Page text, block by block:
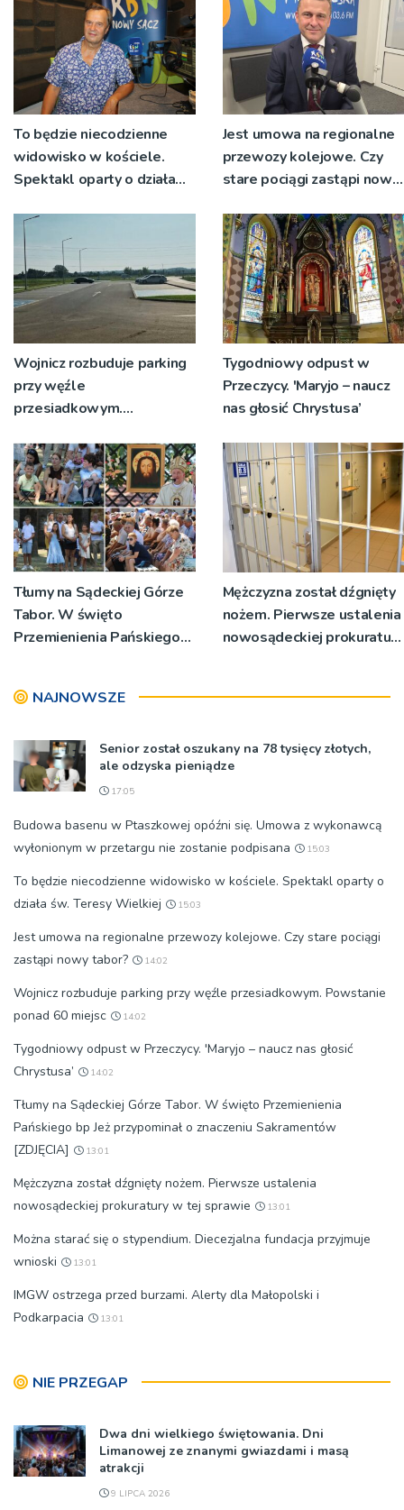
To będzie niecodzienne
widowisko w kościele.
Spektakl oparty o działa
Jest umowa na regionalne
przewozy kolejowe. Czy
stare pociągi zastąpi nowy
Wojnicz rozbuduje parking
przy węźle
przesiadkowym.
miejsc
Tygodniowy odpust w
Przeczycy. 'Maryjo – naucz
nas głosić Chrystusa’
Tłumy na Sądeckiej Górze
Tabor. W święto
Przemienienia Pańskiego
[ZDJĘCIA]
Mężczyzna został dźgnięty
nożem. Pierwsze ustalenia
nowosądeckiej prokuratury
NAJNOWSZE
Senior został oszukany na 78 tysięcy złotych,
ale odzyska pieniądze
17:05
Budowa basenu w Ptaszkowej opóźni się. Umowa z wykonawcą
wyłonionym w przetargu nie zostanie podpisana
15:03
To będzie niecodzienne widowisko w kościele. Spektakl oparty o
działa św. Teresy Wielkiej
15:03
Jest umowa na regionalne przewozy kolejowe. Czy stare pociągi
zastąpi nowy tabor?
14:02
Wojnicz rozbuduje parking przy węźle przesiadkowym. Powstanie
ponad 60 miejsc
14:02
Tygodniowy odpust w Przeczycy. 'Maryjo – naucz nas głosić
Chrystusa’
14:02
Tłumy na Sądeckiej Górze Tabor. W święto Przemienienia
Pańskiego bp Jeż przypominał o znaczeniu Sakramentów
[ZDJĘCIA]
13:01
Mężczyzna został dźgnięty nożem. Pierwsze ustalenia
nowosądeckiej prokuratury w tej sprawie
13:01
Można starać się o stypendium. Diecezjalna fundacja przyjmuje
wnioski
13:01
IMGW ostrzega przed burzami. Alerty dla Małopolski i
Podkarpacia
13:01
NIE PRZEGAP
Dwa dni wielkiego świętowania. Dni
Limanowej ze znanymi gwiazdami i masą
atrakcji
9 LIPCA 2026